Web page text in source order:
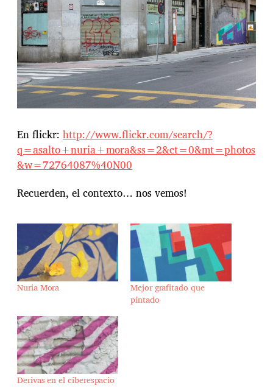
En flickr: http://www.flickr.com/search/?
q=asalto+nuria+mora&ss=2&ct=0&mt=photos
&w=72764087%40N00
Recuerden, el contexto… nos vemos!
Nuria Mora
Mejor grafitado que
pintado
Derivas en el ciberespacio